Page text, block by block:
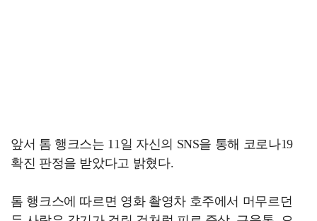
앞서 톰 행크스는 11일 자신의 SNS을 통해 코로나19
확진 판정을 받았다고 밝혔다.
톰 행크스에 따르면 영화 촬영차 호주에서 머무르던